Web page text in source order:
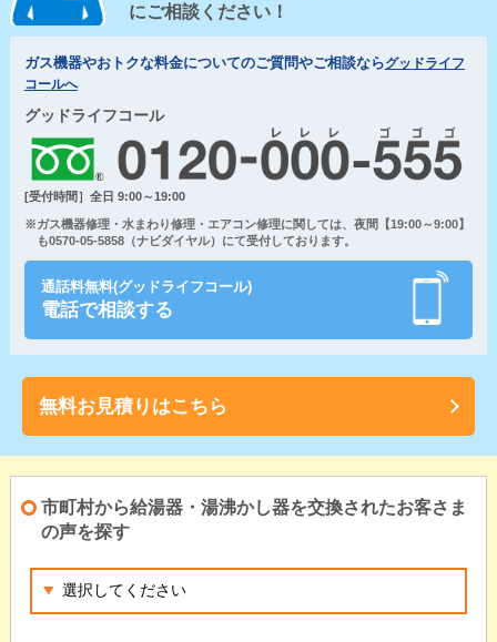
にご相談ください！
ガス機器やおトクな料金についてのご質問やご相談ならグッドライフ
コールへ
グッドライフコール
[受付時間］全日 9:00～19:00
※ガス機器修理・水まわり修理・エアコン修理に関しては、夜間【19:00～9:00】
も0570-05-5858（ナビダイヤル）にて受付しております。
通話料無料(グッドライフコール)
電話で相談する
無料お見積りはこちら
市町村から給湯器・湯沸かし器を交換されたお客さま
の声を探す